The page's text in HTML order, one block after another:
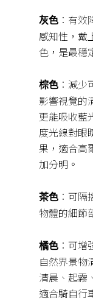
灰色 ：有
感知性，戴
色，是最穩
棕色 ：減
影響視覺的
更能吸收藍
度光線對眼
果，適合高
加分明。
茶色 ：可
物體的細節
橘色 ：可
自然界景物
清晨、起霧
適合騎自行